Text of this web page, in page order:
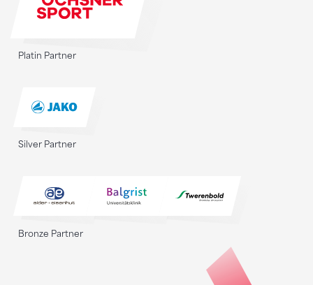
Platin Partner
Silver Partner
Bronze Partner